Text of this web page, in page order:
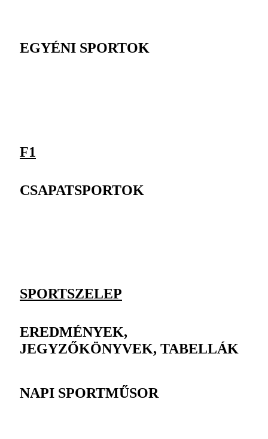
EGYÉNI SPORTOK
F1
CSAPATSPORTOK
SPORTSZELEP
EREDMÉNYEK,
JEGYZŐKÖNYVEK, TABELLÁK
NAPI SPORTMŰSOR